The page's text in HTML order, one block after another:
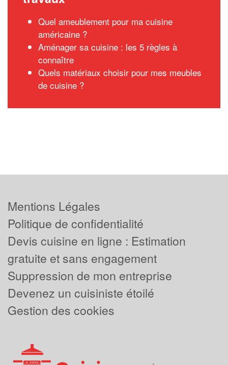
Quel ameublement pour ma cuisine
américaine ?
Aménager sa cuisine : les 5 règles à
connaître
Quels matériaux choisir pour mes meubles
de cuisine ?
Mentions Légales
Politique de confidentialité
Devis cuisine en ligne : Estimation
gratuite et sans engagement
Suppression de mon entreprise
Devenez un cuisiniste étoilé
Gestion des cookies